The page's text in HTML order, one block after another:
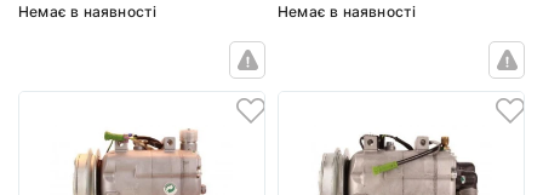
Немає в наявності Немає в наявності